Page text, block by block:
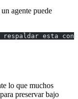
agente puede
esta
lo que muchos
preservar bajo